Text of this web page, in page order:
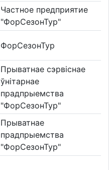
Частное предприятие
"ФорСезонТур"
ФорСезонТур
Прыватнае сэрвіснае
ўнітарнае
прадпрыемства
"ФорСезонТур"
Прыватнае
прадпрыемства
"ФорСезонТур"